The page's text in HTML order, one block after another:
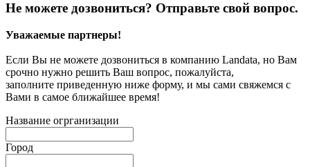
Не можете дозвониться? Отправьте свой вопрос.
Уважаемые партнеры!
Если Вы не можете дозвониться в компанию Landata, но Вам
срочно нужно решить Ваш вопрос, пожалуйста,
заполните приведенную ниже форму, и мы сами свяжемся с
Вами в самое ближайшее время!
Название огрганизации
Город